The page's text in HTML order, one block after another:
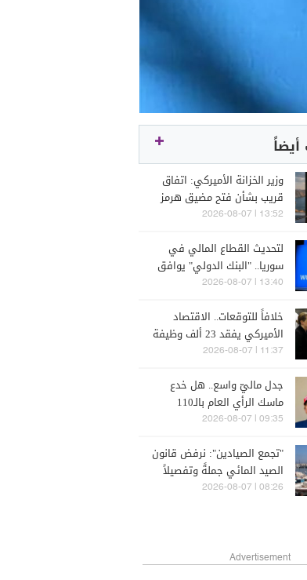
وزير الخزانة الأميركي: اتفاق
قريب بشأن فتح مضيق هرمز
13:52 | 2026-08-07
لتحديث القطاع المالي في
سوريا.. "البنك الدولي" يوافق
على منحة بـ100 مليون دولار
13:40 | 2026-08-07
خلافاً للتوقعات.. الاقتصاد
الأميركي يفقد 23 ألف وظيفة
11:37 | 2026-08-07
جدل ماليّ واسع.. هل خدع
ماسك الرأي العام بالـ110
مليارات دولار؟
09:35 | 2026-08-07
"تجمع الصيادين": نرفض قانون
الصيد المائي جملةً وتفصيلاً
08:26 | 2026-08-07
Advertisement